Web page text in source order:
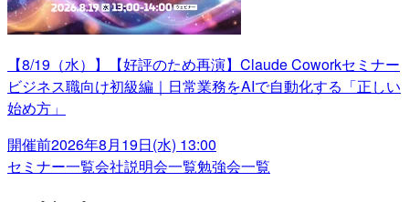
【8/19（水）】【好評のため再演】Claude Coworkセミナー
ビジネス職向け初級編｜日常業務をAIで自動化する「正しい
始め方」
開催前2026年8月19日(水) 13:00
セミナー一覧会社説明会一覧勉強会一覧